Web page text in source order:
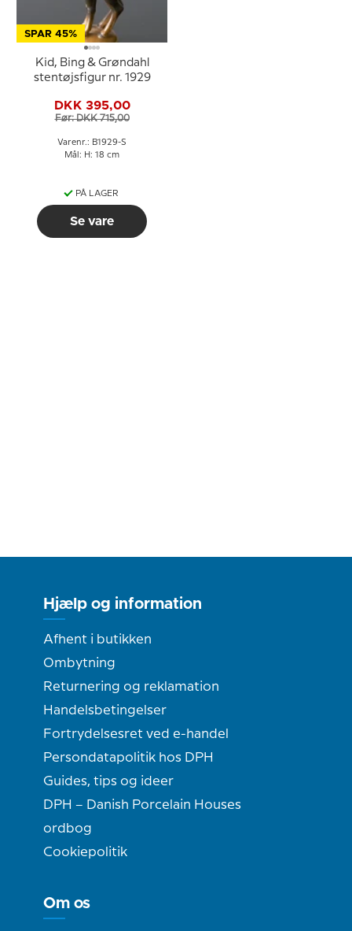
SPAR 45%
Kid, Bing & Grøndahl
stentøjsfigur nr. 1929
DKK 395,00
Før: DKK 715,00
Varenr.: B1929-S
Mål: H: 18 cm
PÅ LAGER
Se vare
Hjælp og information
Afhent i butikken
Ombytning
Returnering og reklamation
Handelsbetingelser
Fortrydelsesret ved e-handel
Persondatapolitik hos DPH
Guides, tips og ideer
DPH – Danish Porcelain Houses
ordbog
Cookiepolitik
Om os